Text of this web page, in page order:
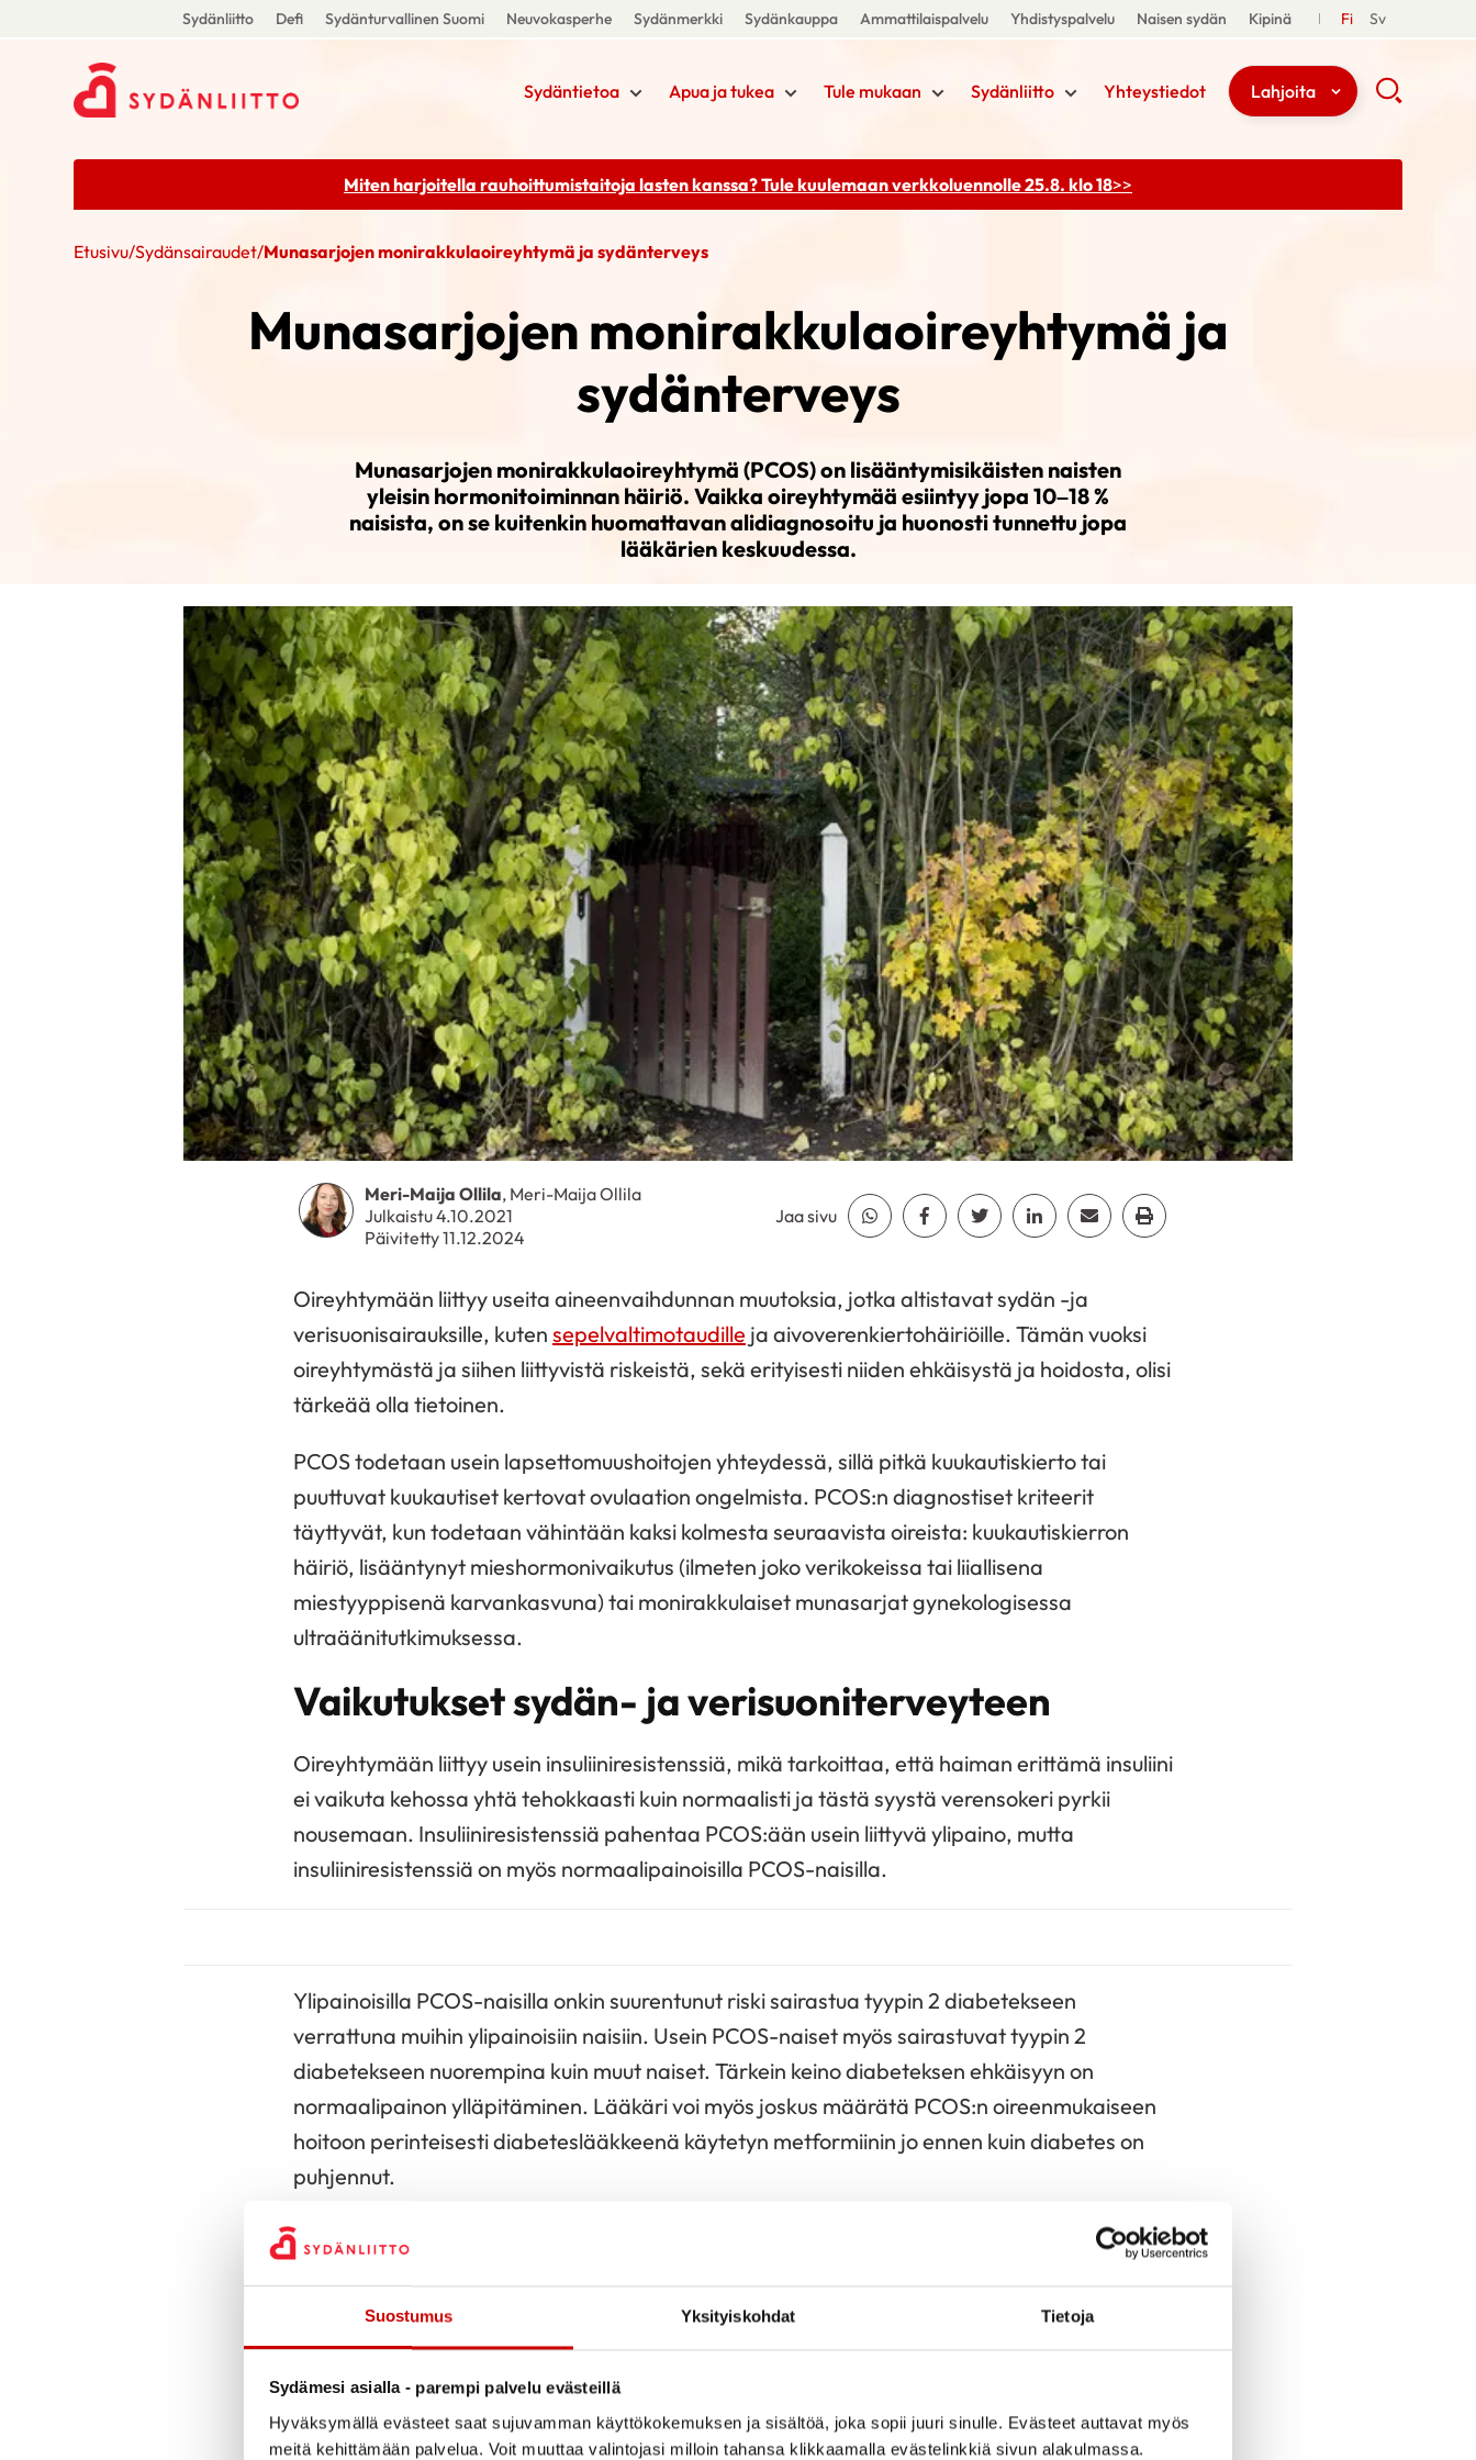
Suostumus Yksityiskohdat Tietoja
Sydämesi asialla - parempi palvelu evästeillä
Hyväksymällä evästeet saat sujuvamman käyttökokemuksen ja sisältöä, joka sopii juuri sinulle. Evästeet auttavat myös
meitä kehittämään palvelua. Voit muuttaa valintojasi milloin tahansa klikkaamalla evästelinkkiä sivun alakulmassa.
Sydänliitto Defi Sydänturvallinen Suomi Neuvokasperhe Sydänmerkki Sydänkauppa Ammattilaispalvelu Yhdistyspalvelu Naisen sydän Kipinä Fi Sv
Sydäntietoa Apua ja tukea Tule mukaan Sydänliitto Yhteystiedot Lahjoita
Miten harjoitella rauhoittumistaitoja lasten kanssa? Tule kuulemaanverkkoluennolle 25.8. klo 18>>
Etusivu/Sydänsairaudet/Munasarjojen monirakkulaoireyhtymä ja sydänterveys
Munasarjojen monirakkulaoireyhtymä ja
sydänterveys
Munasarjojen monirakkulaoireyhtymä (PCOS) on lisääntymisikäisten naisten
yleisin hormonitoiminnan häiriö. Vaikka oireyhtymää esiintyy jopa 10–18 %
naisista, on se kuitenkin huomattavan alidiagnosoitu ja huonosti tunnettu jopa
lääkärien keskuudessa.
Meri-Maija Ollila, Meri-Maija Ollila
Julkaistu 4.10.2021
Päivitetty 11.12.2024
Jaa sivu Jaa Whatsapp
Jaa Facebook
Jaa TwitterJaa LinkedinJaa EmailJaa Print
Oireyhtymään liittyy useita aineenvaihdunnan muutoksia, jotka altistavat sydän -ja
verisuonisairauksille, kuten sepelvaltimotaudille ja aivoverenkiertohäiriöille. Tämän vuoksi
oireyhtymästä ja siihen liittyvistä riskeistä, sekä erityisesti niiden ehkäisystä ja hoidosta, olisi
tärkeää olla tietoinen.
PCOS todetaan usein lapsettomuushoitojen yhteydessä, sillä pitkä kuukautiskierto tai
puuttuvat kuukautiset kertovat ovulaation ongelmista. PCOS:n diagnostiset kriteerit
täyttyvät, kun todetaan vähintään kaksi kolmesta seuraavista oireista: kuukautiskierron
häiriö, lisääntynyt mieshormonivaikutus (ilmeten joko verikokeissa tai liiallisena
miestyyppisenä karvankasvuna) tai monirakkulaiset munasarjat gynekologisessa
ultraäänitutkimuksessa.
Vaikutukset sydän- ja verisuoniterveyteen
Oireyhtymään liittyy usein insuliiniresistenssiä, mikä tarkoittaa, että haiman erittämä insuliini
ei vaikuta kehossa yhtä tehokkaasti kuin normaalisti ja tästä syystä verensokeri pyrkii
nousemaan. Insuliiniresistenssiä pahentaa PCOS:ään usein liittyvä ylipaino, mutta
insuliiniresistenssiä on myös normaalipainoisilla PCOS-naisilla.
Ylipainoisilla PCOS-naisilla onkin suurentunut riski sairastua tyypin 2 diabetekseen
verrattuna muihin ylipainoisiin naisiin. Usein PCOS-naiset myös sairastuvat tyypin 2
diabetekseen nuorempina kuin muut naiset. Tärkein keino diabeteksen ehkäisyyn on
normaalipainon ylläpitäminen. Lääkäri voi myös joskus määrätä PCOS:n oireenmukaiseen
hoitoon perinteisesti diabeteslääkkeenä käytetyn metformiinin jo ennen kuin diabetes on
puhjennut.
PCOS altistaa myös
. Verenpaine näyttää nousevan jo 30
ikävuoden kohdalla, minkä vuoksi verenpaineen seuranta jo nuorella iällä on tärkeää.
Verenpaineen seurannan tärkeys korostuu myös silloin, kun oireyhtymän hoitoon on käytössä
yhdistelmäehkäisypillerit, jotka myös voivat nostaa verenpainetta.
Ylipaino, insuliiniresistenssi, kohonnut verenpaine ja diabetes altistavat PCOS:ää sairastavat
naiset jo keskimääräistä nuoremmalla iällä sydän -ja verisuonitaudeille. Tutkimusten mukaan